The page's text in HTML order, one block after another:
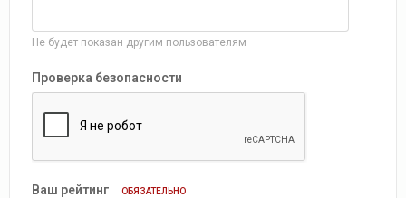
Не будет показан другим пользователям
Проверка безопасности
Ваш рейтинг ОБЯЗАТЕЛЬНО